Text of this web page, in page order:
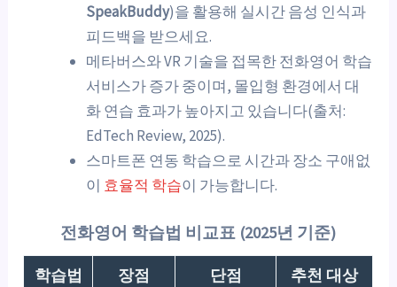
SpeakBuddy)을 활용해 실시간 음성 인식과
피드백을 받으세요.
메타버스와 VR 기술을 접목한 전화영어 학습
서비스가 증가 중이며, 몰입형 환경에서 대
화 연습 효과가 높아지고 있습니다(출처:
EdTech Review, 2025).
스마트폰 연동 학습으로 시간과 장소 구애없
이 효율적 학습이 가능합니다.
전화영어 학습법 비교표 (2025년 기준)
학습법 장점 단점 추천 대상